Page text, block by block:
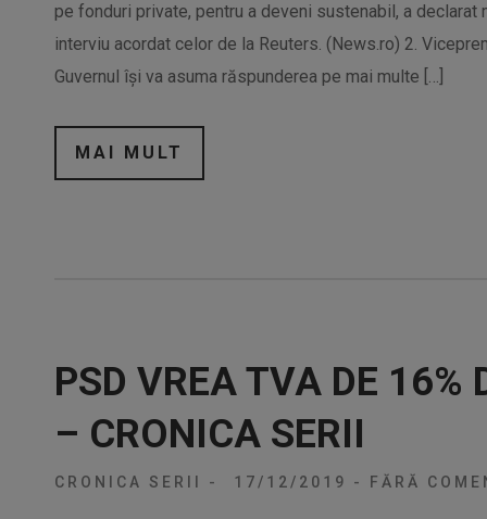
pe fonduri private, pentru a deveni sustenabil, a declarat
interviu acordat celor de la Reuters. (News.ro) 2.
Guvernul îşi va asuma răspunderea pe mai multe […]
MAI MULT
PSD VREA TVA DE 16%
– CRONICA SERII
CRONICA SERII - 17/12/2019 - FĂRĂ